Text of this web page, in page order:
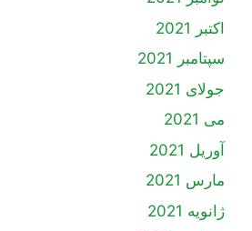
اکتبر 2021
سپتامبر 2021
جولای 2021
می 2021
آوریل 2021
مارس 2021
ژانویه 2021